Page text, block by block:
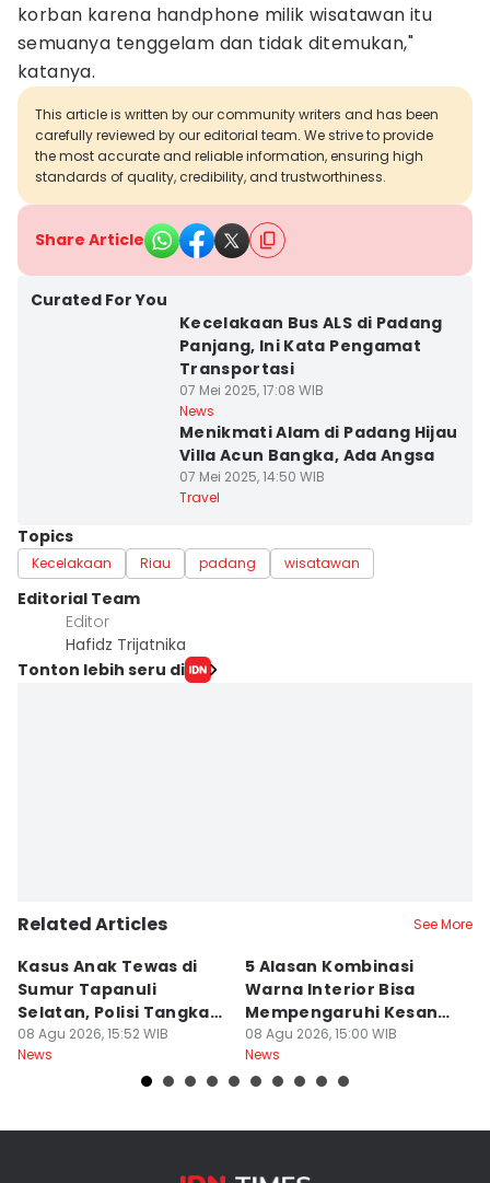
korban karena handphone milik wisatawan itu
semuanya tenggelam dan tidak ditemukan,"
katanya.
This article is written by our community writers and has been
carefully reviewed by our editorial team. We strive to provide
the most accurate and reliable information, ensuring high
standards of quality, credibility, and trustworthiness.
Share Article
Curated For You
Kecelakaan Bus ALS di Padang
Panjang, Ini Kata Pengamat
Transportasi
07 Mei 2025, 17:08 WIB
News
Menikmati Alam di Padang Hijau
Villa Acun Bangka, Ada Angsa
07 Mei 2025, 14:50 WIB
Travel
Topics
Kecelakaan Riau padang wisatawan
Editorial Team
Editor
Hafidz Trijatnika
Tonton lebih seru di
Related Articles See More
Kasus Anak Tewas di
Sumur Tapanuli
Selatan, Polisi Tangkap
MH
08 Agu 2026, 15:52 WIB
News
5 Alasan Kombinasi
Warna Interior Bisa
Mempengaruhi Kesan
Mewah Mobil
08 Agu 2026, 15:00 WIB
News